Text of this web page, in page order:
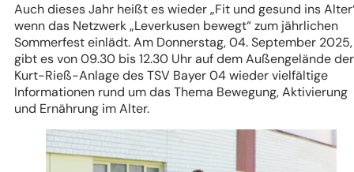
Auch dieses Jahr heißt es wieder „Fit und gesund ins
wenn das Netzwerk „Leverkusen bewegt“ zum jährlichen
Sommerfest einlädt. Am Donnerstag, 04. September 2025,
gibt es von 09.30 bis 12.30 Uhr auf dem Außengelände der
Kurt-Rieß-Anlage des TSV Bayer 04 wieder vielfältige
Informationen rund um das Thema Bewegung, Aktivierung
und Ernährung im Alter.